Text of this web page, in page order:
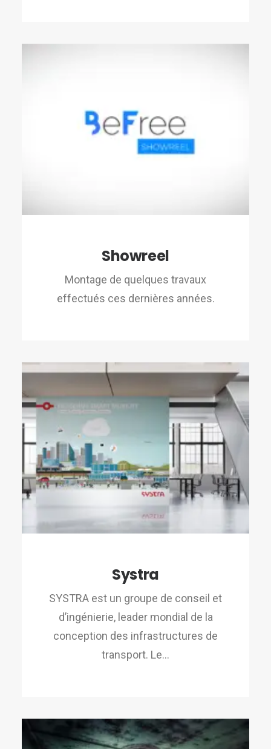
Showreel
Montage de quelques travaux
effectués ces dernières années.
Systra
SYSTRA est un groupe de conseil et
d’ingénierie, leader mondial de la
conception des infrastructures de
transport. Le…